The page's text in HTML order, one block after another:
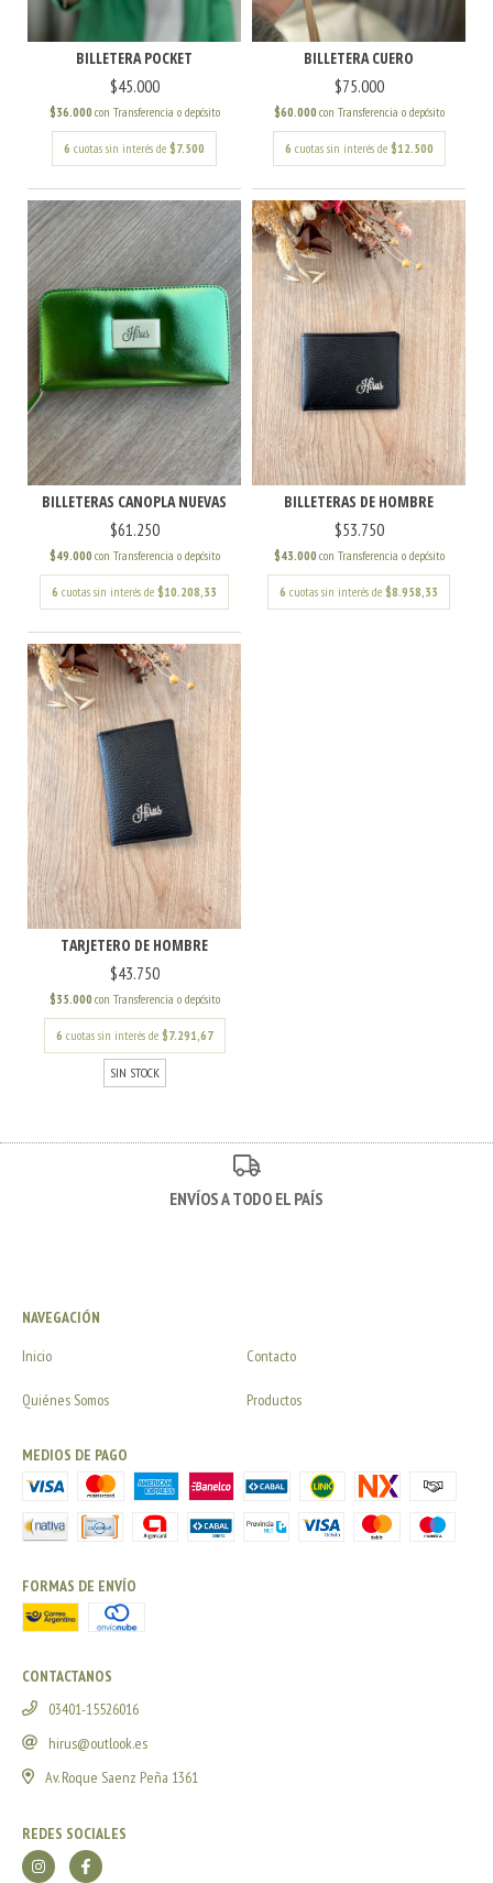
BILLETERA POCKET
$45.000
$36.000 con Transferencia o depósito
6 cuotas sin interés de $7.500
BILLETERA CUERO
$75.000
$60.000 con Transferencia o depósito
6 cuotas sin interés de $12.500
BILLETERAS CANOPLA NUEVAS
$61.250
$49.000 con Transferencia o depósito
6 cuotas sin interés de $10.208,33
BILLETERAS DE HOMBRE
$53.750
$43.000 con Transferencia o depósito
6 cuotas sin interés de $8.958,33
TARJETERO DE HOMBRE
$43.750
$35.000 con Transferencia o depósito
6 cuotas sin interés de $7.291,67
SIN STOCK
ENVÍOS A TODO EL PAÍS
NAVEGACIÓN
Inicio
Contacto
Quiénes Somos Productos
MEDIOS DE PAGO
FORMAS DE ENVÍO
CONTACTANOS
03401-15526016
hirus@outlook.es
Av. Roque Saenz Peña 1361
REDES SOCIALES